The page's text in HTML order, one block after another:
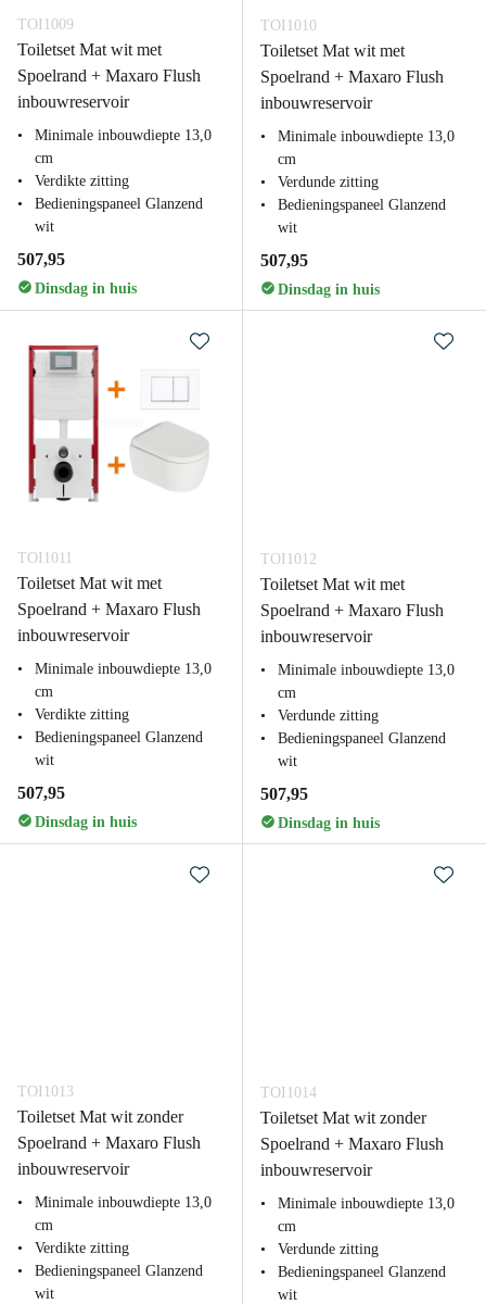
TOI1009
Toiletset Mat wit met
Spoelrand + Maxaro Flush
inbouwreservoir
Minimale inbouwdiepte 13,0
cm
Verdikte zitting
Bedieningspaneel Glanzend
wit
507,95
Dinsdag in huis
TOI1010
Toiletset Mat wit met
Spoelrand + Maxaro Flush
inbouwreservoir
Minimale inbouwdiepte 13,0
cm
Verdunde zitting
Bedieningspaneel Glanzend
wit
507,95
Dinsdag in huis
TOI1011
Toiletset Mat wit met
Spoelrand + Maxaro Flush
inbouwreservoir
Minimale inbouwdiepte 13,0
cm
Verdikte zitting
Bedieningspaneel Glanzend
wit
507,95
Dinsdag in huis
TOI1012
Toiletset Mat wit met
Spoelrand + Maxaro Flush
inbouwreservoir
Minimale inbouwdiepte 13,0
cm
Verdunde zitting
Bedieningspaneel Glanzend
wit
507,95
Dinsdag in huis
TOI1013
Toiletset Mat wit zonder
Spoelrand + Maxaro Flush
inbouwreservoir
Minimale inbouwdiepte 13,0
cm
Verdikte zitting
Bedieningspaneel Glanzend
wit
TOI1014
Toiletset Mat wit zonder
Spoelrand + Maxaro Flush
inbouwreservoir
Minimale inbouwdiepte 13,0
cm
Verdunde zitting
Bedieningspaneel Glanzend
wit